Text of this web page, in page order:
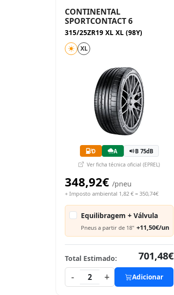
CONTINENTAL
SPORTCONTACT 6
315/25ZR19 XL XL (98Y)
XL
D A B 75dB
Ver ficha técnica oficial (EPREL)
348,92€ /pneu
+ Imposto ambiental 1,82 € = 350,74€
Equilibragem + Válvula
Pneus a partir de 18" +11,50€/un
Total Estimado:
701,48€
-
2 + Adicionar